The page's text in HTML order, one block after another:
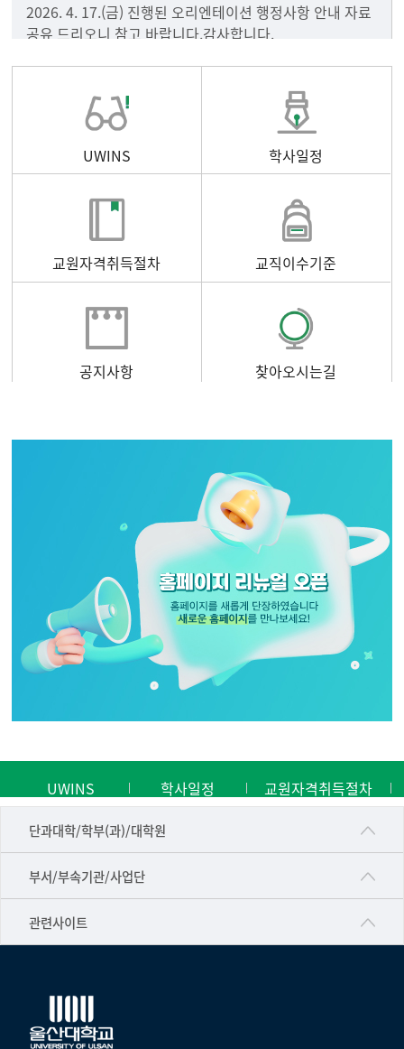
2026. 4. 17.(금) 진행된 오리엔테이션 행정사항 안내 자료
공유 드리오니 참고 바랍니다.감사합니다.
UWINS 학사일정
교원자격취득절차 교직이수기준
공지사항 찾아오시는길
UWINS 학사일정 교원자격취득절차
단과대학/학부(과)/대학원
■인문대학
▷국어국문학부
▷일본어·일본학과
▷프랑스어·프랑스학과
▷스페인·중남미학과
부서/부속기관/사업단
공동기기센터
공학교육혁신센터
국제교류처
관련사이트
건강가정지원센터
교수협의회
노동조합